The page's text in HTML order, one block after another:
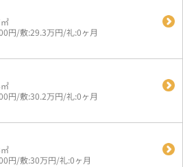
円/敷:29.3万円/礼:0ヶ月
円/敷:30.2万円/礼:0ヶ月
円/敷:30万円/礼:0ヶ月